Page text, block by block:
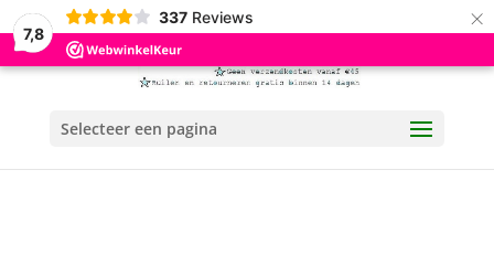
7,8
337 Reviews ×
Selecteer een pagina